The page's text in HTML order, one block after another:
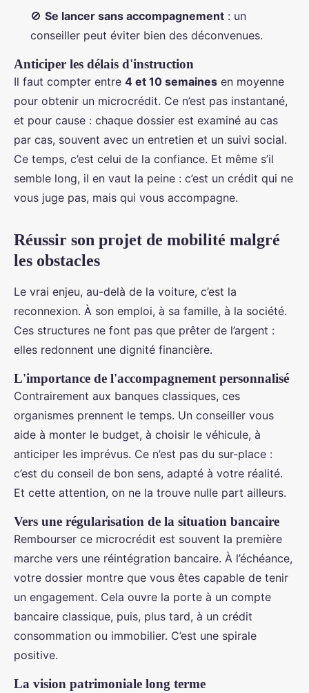
🚫 Se lancer sans accompagnement : un
conseiller peut éviter bien des déconvenues.
Anticiper les délais d'instruction
Il faut compter entre 4 et 10 semaines en moyenne
pour obtenir un microcrédit. Ce n’est pas instantané,
et pour cause : chaque dossier est examiné au cas
par cas, souvent avec un entretien et un suivi social.
Ce temps, c’est celui de la confiance. Et même s’il
semble long, il en vaut la peine : c’est un crédit qui ne
vous juge pas, mais qui vous accompagne.
Réussir son projet de mobilité malgré
les obstacles
Le vrai enjeu, au-delà de la voiture, c’est la
reconnexion. À son emploi, à sa famille, à la société.
Ces structures ne font pas que prêter de l’argent :
elles redonnent une dignité financière.
L'importance de l'accompagnement personnalisé
Contrairement aux banques classiques, ces
organismes prennent le temps. Un conseiller vous
aide à monter le budget, à choisir le véhicule, à
anticiper les imprévus. Ce n’est pas du sur-place :
c’est du conseil de bon sens, adapté à votre réalité.
Et cette attention, on ne la trouve nulle part ailleurs.
Vers une régularisation de la situation bancaire
Rembourser ce microcrédit est souvent la première
marche vers une réintégration bancaire. À l’échéance,
votre dossier montre que vous êtes capable de tenir
un engagement. Cela ouvre la porte à un compte
bancaire classique, puis, plus tard, à un crédit
consommation ou immobilier. C’est une spirale
positive.
La vision patrimoniale long terme